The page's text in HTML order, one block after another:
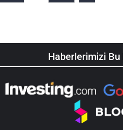
Haberlerimizi